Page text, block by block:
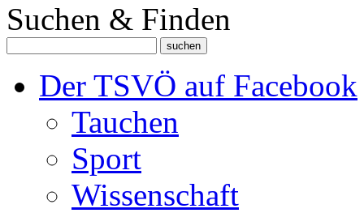
Suchen & Finden
Der TSVÖ auf Facebook
Tauchen
Sport
Wissenschaft